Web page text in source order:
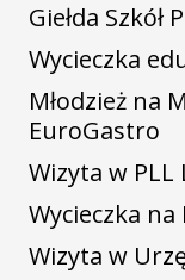
Giełda
Wycieczka
Młodzież na
EuroGastro
Wizyta w PLL
Wycieczka na
Wizyta w